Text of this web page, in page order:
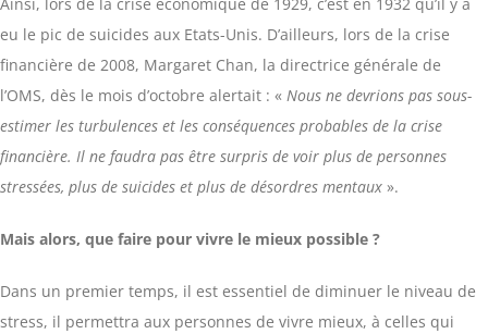
eu le pic de suicides aux Etats-Unis. D’ailleurs, lors de la crise
financière de 2008, Margaret Chan, la directrice générale de
l’OMS, dès le mois d’octobre alertait : « Nous ne devrions pas sous-
estimer les turbulences et les conséquences probables de la crise
financière. Il ne faudra pas être surpris de voir plus de personnes
stressées, plus de suicides et plus de désordres mentaux ».
Mais alors, que faire pour vivre le mieux possible ?
Dans un premier temps, il est essentiel de diminuer le niveau de
stress, il permettra aux personnes de vivre mieux, à celles qui